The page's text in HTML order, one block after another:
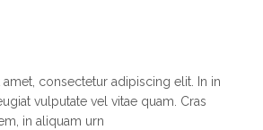
consectetur adipiscing elit. In in
vulputate vel vitae quam. Cras
in aliquam urn